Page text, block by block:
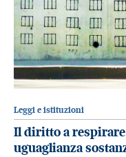
Leggi e istituzioni
Il diritto a
uguaglianza